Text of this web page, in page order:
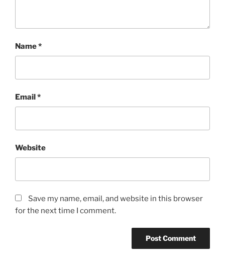
Name*
Email*
Website
Save my name, email, and website in this browser
for the next time I comment.